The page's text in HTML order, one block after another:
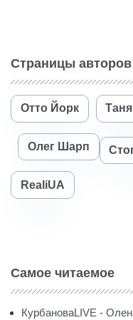
Страницы авторов
Отто Йорк
Олег Шарп
RealiUA
Самое читаемое
КурбановаLIVE -